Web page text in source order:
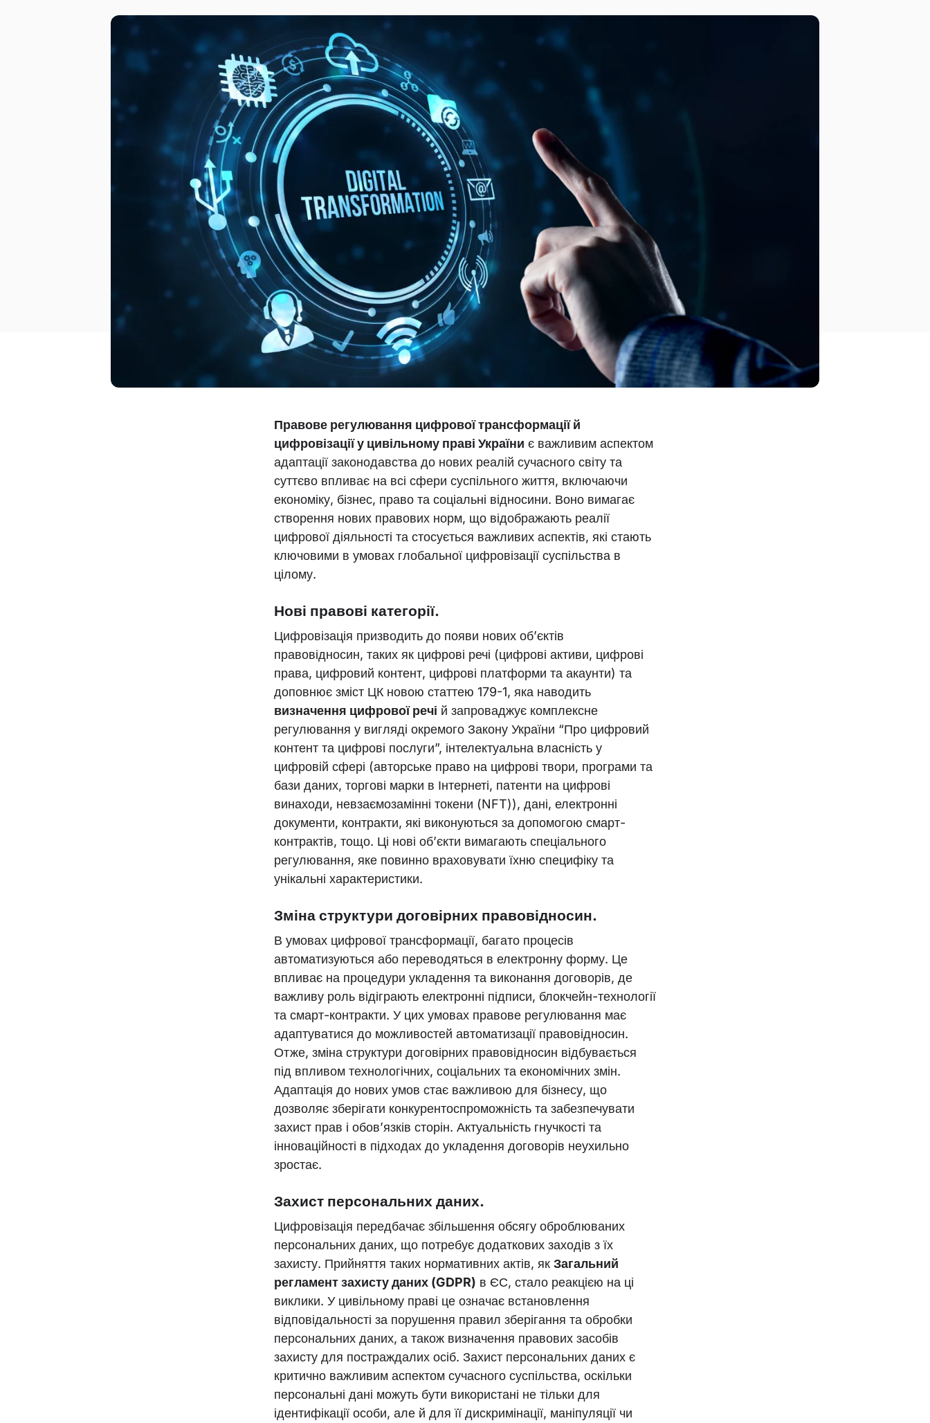
Правове регулювання цифрової трансформації й
цифровізації у цивільному праві України є важливим аспектом
адаптації законодавства до нових реалій сучасного світу та
суттєво впливає на всі сфери суспільного життя, включаючи
економіку, бізнес, право та соціальні відносини. Воно вимагає
створення нових правових норм, що відображають реалії
цифрової діяльності та стосується важливих аспектів, які стають
ключовими в умовах глобальної цифровізації суспільства в
цілому.
Нові правові категорії.
Цифровізація призводить до появи нових об’єктів
правовідносин, таких як цифрові речі (цифрові активи, цифрові
права, цифровий контент, цифрові платформи та акаунти) та
доповнює зміст ЦК новою статтею 179-1, яка наводить
визначення цифрової речі й запроваджує комплексне
регулювання у вигляді окремого Закону України “Про цифровий
контент та цифрові послуги”, інтелектуальна власність у
цифровій сфері (авторське право на цифрові твори, програми та
бази даних, торгові марки в Інтернеті, патенти на цифрові
винаходи, невзаємозамінні токени (NFT)), дані, електронні
документи, контракти, які виконуються за допомогою смарт-
контрактів, тощо. Ці нові об’єкти вимагають спеціального
регулювання, яке повинно враховувати їхню специфіку та
унікальні характеристики.
Зміна структури договірних правовідносин.
В умовах цифрової трансформації, багато процесів
автоматизуються або переводяться в електронну форму. Це
впливає на процедури укладення та виконання договорів, де
важливу роль відіграють електронні підписи, блокчейн-технології
та смарт-контракти. У цих умовах правове регулювання має
адаптуватися до можливостей автоматизації правовідносин.
Отже, зміна структури договірних правовідносин відбувається
під впливом технологічних, соціальних та економічних змін.
Адаптація до нових умов стає важливою для бізнесу, що
дозволяє зберігати конкурентоспроможність та забезпечувати
захист прав і обов’язків сторін. Актуальність гнучкості та
інноваційності в підходах до укладення договорів неухильно
зростає.
Захист персональних даних.
Цифровізація передбачає збільшення обсягу оброблюваних
персональних даних, що потребує додаткових заходів з їх
захисту. Прийняття таких нормативних актів, як Загальний
регламент захисту даних (GDPR) в ЄС, стало реакцією на ці
виклики. У цивільному праві це означає встановлення
відповідальності за порушення правил зберігання та обробки
персональних даних, а також визначення правових засобів
захисту для постраждалих осіб. Захист персональних даних є
критично важливим аспектом сучасного суспільства, оскільки
персональні дані можуть бути використані не тільки для
ідентифікації особи, але й для її дискримінації, маніпуляції чи